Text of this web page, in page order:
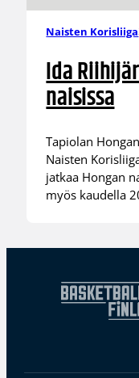
Naisten Korisliiga
Ida
naisissa
Tapiolan
Naisten
jatkaa Hongan
myös kaudella